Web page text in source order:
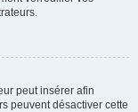
peut insérer afin
peuvent désactiver cette